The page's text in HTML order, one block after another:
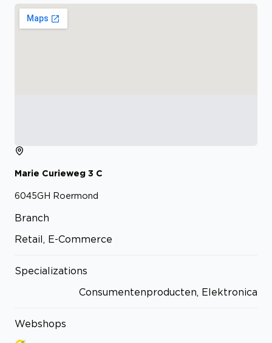
Marie Curieweg 3 C
6045GH Roermond
Branch
Retail, E-Commerce
Specializations
Consumentenproducten, Elektronica
Webshops